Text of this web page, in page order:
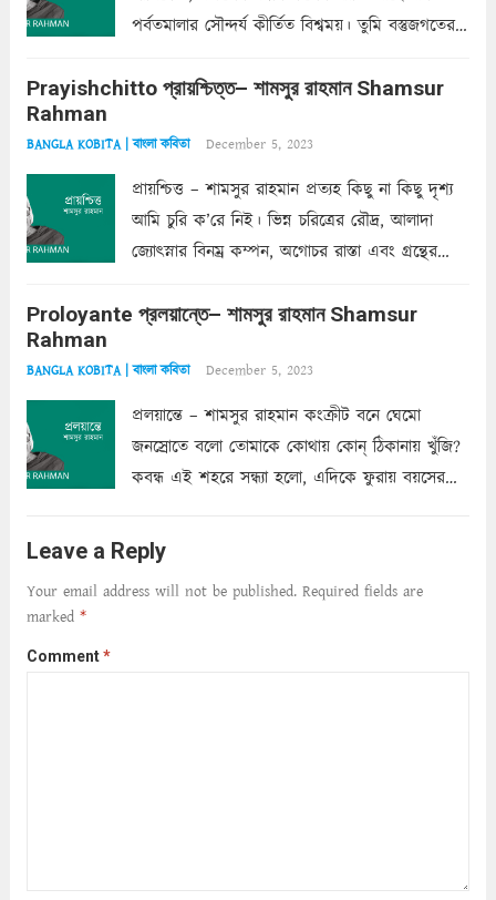
পর্বতমালার সৌন্দর্য কীর্তিত বিশ্বময়। তুমি বস্তুজগতের
তার সুষমায় পার্থক্য অনেক। তোমাকে সুন্দরী বলা চলে,
Prayishchitto প্রায়শ্চিত্ত– শামসুর রাহমান Shamsur
Rahman
BANGLA KOBITA | বাংলা কবিতা December 5, 2023
প্রায়শ্চিত্ত – শামসুর রাহমান প্রত্যহ কিছু না কিছু দৃশ্য
আমি চুরি ক’রে নিই। ভিন্ন চরিত্রের রৌদ্র, আলাদা
জ্যোৎস্নার বিনম্র কম্পন, অগোচর রাস্তা এবং গ্রন্থের
ছায়াচ্ছন্ন মোহন মিথুন মূর্তি, লোপামুদ্রা ভীষণ বিব্রত
Proloyante প্রলয়ান্তে– শামসুর রাহমান Shamsur
Rahman
BANGLA KOBITA | বাংলা কবিতা December 5, 2023
প্রলয়ান্তে – শামসুর রাহমান কংক্রীট বনে ঘেমো
জনস্রোতে বলো তোমাকে কোথায় কোন্‌ ঠিকানায় খুঁজি?
কবন্ধ এই শহরে সন্ধ্যা হলো, এদিকে ফুরায় বয়সের
আমার শরীরে সখ্য গড়ে, তোমার গহন ঊর্মিল যৌবন
আনে আশ্বন...
Leave a Reply
Your email address will not be published. Required fields are
marked *
Comment*